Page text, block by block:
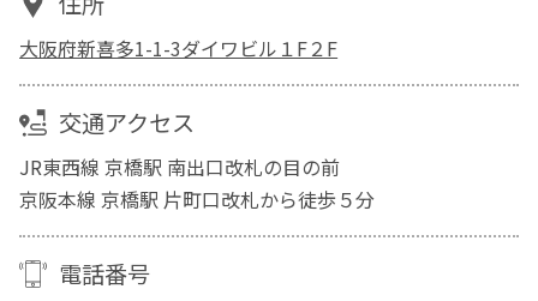
大阪府新喜多1-1-3ダイワビル１F２F
交通アクセス
JR東西線 京橋駅 南出口改札の目の前
京阪本線 京橋駅 片町口改札から徒歩５分
電話番号